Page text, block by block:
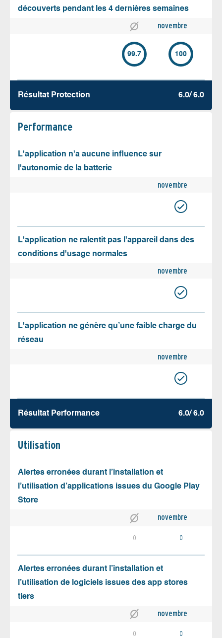
découverts pendant les 4 dernières semaines
novembre
99.7 100
Résultat Protection 6.0/ 6.0
Performance
L'application n'a aucune influence sur
l'autonomie de la batterie
novembre
L'application ne ralentit pas l'appareil dans des
conditions d'usage normales
novembre
L'application ne génère qu’une faible charge du
réseau
novembre
Résultat Performance 6.0/ 6.0
Utilisation
Alertes erronées durant l’installation et
l’utilisation d’applications issues du Google Play
Store
novembre
0 0
Alertes erronées durant l’installation et
l’utilisation de logiciels issues des app stores
tiers
novembre
0 0